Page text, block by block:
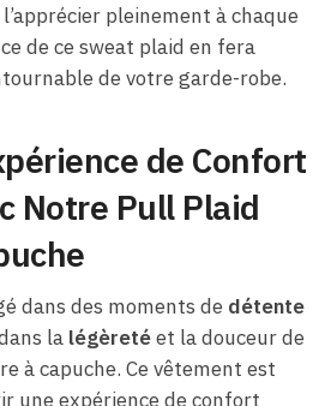
pleinement à chaque
de ce sweat plaid en fera
de votre garde-robe.
de Confort
Notre Pull Plaid
dans des moments de détente
la légèretéet la douceur de
à capuche. Ce vêtement est
une expérience de confort